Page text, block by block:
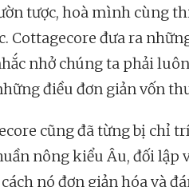
tược, hoà mình cùng
Cottagecore đưa ra
nhở chúng ta phải
điều đơn giản vốn
cũng đã từng bị chỉ
nông kiểu Âu, đối lập
nó đơn giản hóa và